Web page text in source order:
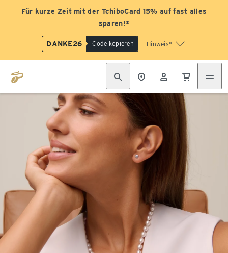
Für kurze Zeit mit der TchiboCard 15% auf fast alles
sparen!*
DANKE26 Code kopieren Hinweis*